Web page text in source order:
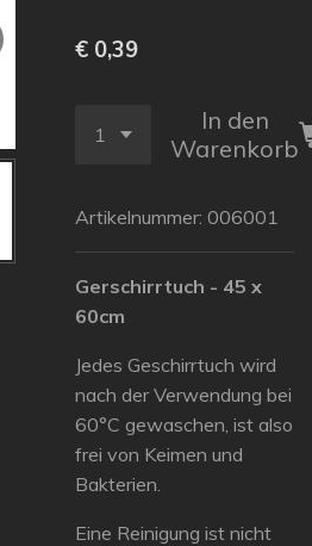
€ 0,39
In den
Warenkorb
Artikelnummer: 006001
Gerschirrtuch - 45 x
60cm
Jedes Geschirrtuch wird
nach der Verwendung bei
60°C gewaschen, ist also
frei von Keimen und
Bakterien.
Eine Reinigung ist nicht